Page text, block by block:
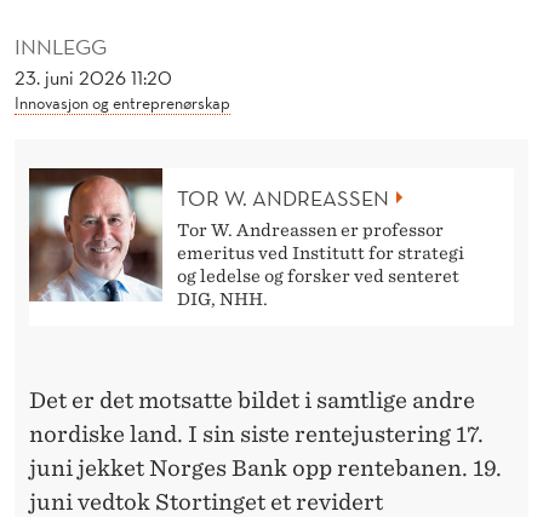
RINNLEGG
23. juni 2026 11:20
Innovasjon og entreprenørskap
TOR W. ANDREASSEN
Tor W. Andreassen er professor
emeritus ved Institutt for strategi
og ledelse og forsker ved senteret
DIG, NHH.
Det er det motsatte bildet i samtlige andre
nordiske land. I sin siste rentejustering 17.
juni jekket Norges Bank opp rentebanen. 19.
juni vedtok Stortinget et revidert